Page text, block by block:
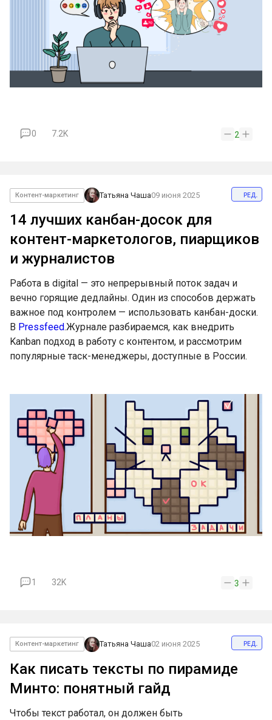
0 7.2K 2
Контент-маркетинг Татьяна Чаша09 июня 2025 ред.
14 лучших канбан-досок для
контент-маркетологов, пиарщиков
и журналистов
Работа в digital — это непрерывный поток задач и
вечно горящие дедлайны. Один из способов держать
важное под контролем — использовать канбан-доски.
В Pressfeed.Журнале разбираемся, как внедрить
Kanban подход в работу с контентом, и рассмотрим
популярные таск-менеджеры, доступные в России.
1 32K 3
Контент-маркетинг Татьяна Чаша02 июня 2025 ред.
Как писать тексты по пирамиде
Минто: понятный гайд
Чтобы текст работал, он должен быть